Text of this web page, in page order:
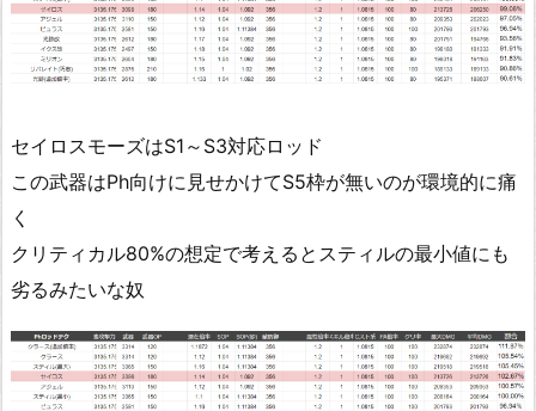
セイロスモーズはS1～S3対応ロッド
この武器はPh向けに見せかけてS5枠が無いのが環境的に痛
く
クリティカル80%の想定で考えるとスティルの最小値にも
劣るみたいな奴